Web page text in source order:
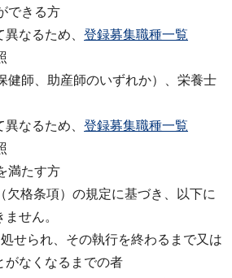
できる方
なるため、 登録募集職種一覧
健師、助産師のいずれか）、栄養士
なるため、 登録募集職種一覧
満たす方
欠格条項）の規定に基づき、以下に
せん。
せられ、その執行を終わるまで又は
がなくなるまでの者